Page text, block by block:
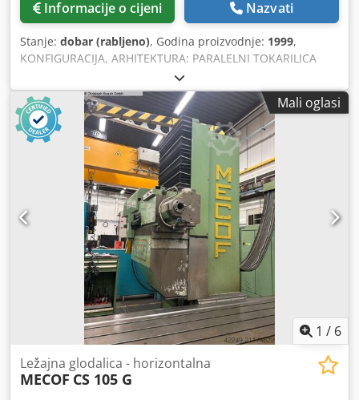
Informacije o cijeni Nazvati
Stanje: dobar (rabljeno), Godina proizvodnje: 1999,
KONFIGURACIJA, ARHITEKTURA: PARALELNI TOKARILICA
VOĐENJE: PRIZMATIČKO, 3 VODILICE KOLICA SE MOGU
KRETATI BEZ OMEĆANJA ŠPICE I LUNETA, POSEBNO ZA
OSOVINE RAZMAK IZMEĐU STEZNE GLAVE I ŠPICE: 6000
mm PREČNIK STEZNE GLAVE: 1000 mm PREČNIK OBRTAJA
IZNAD POSTOLJA: 1020 mm Dsdpfxoyhrnuj Acgock
MAKSIMALNI OBRADIVI PREČNIK: 700 mm ŠIRINA
POSTOLJA: 900 mm NOSIVOST IZMEĐU STEZNE GLAVE I
ŠPICE: 12.000 kg AUTOMATSKA REVOLVERSKA GLAVA S 4
POZICIJE: DA MOTORNI KONTRAPOINT: DA BRZINA
OBRTAJA: 1-720 o/min KONTROLA (MARKA/MODEL)
SIEMENS: 840 D POWER LINE KLIMA U ELEKTRIČNOM
ORMARIĆU: DA IZVLACIVAČ STRUGOTINA: DA (NOV 2021,
VRSTA 'CUELLO') DODATNA OPREMA: OTVORENA LUNETA: 2
KOMADA ZATVORENA LUNETA: 1 KOMAD DIMENZIJE
INSTALIRANOG STROJA (D x Š x V): 14 x 3 x 2,5 m
Mali oglasi
1 / 6
Ležajna glodalica - horizontalna
MECOF CS 105 G